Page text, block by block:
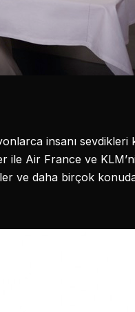
insanı sevdikleri
ile Air France ve
ve daha birçok